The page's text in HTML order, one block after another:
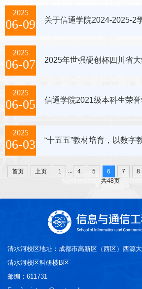
2025
06-09
2025
06-07
2025
06-05
2025
06-03
首页 上页 1 ... 4 5 6 7 8
共48页
清水河校区地址：成都市高新区（西区）西源
清水河校区科研楼B区
邮编：611731